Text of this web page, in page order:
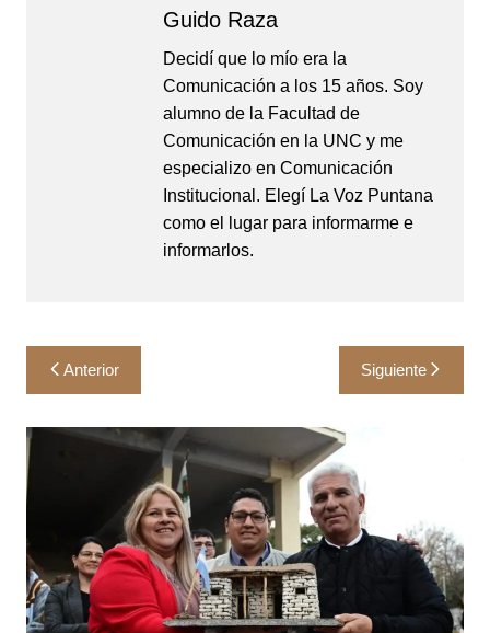
Guido Raza
Decidí que lo mío era la
Comunicación a los 15 años. Soy
alumno de la Facultad de
Comunicación en la UNC y me
especializo en Comunicación
Institucional. Elegí La Voz Puntana
como el lugar para informarme e
informarlos.
Navegación
de
entradas
Anterior Siguiente